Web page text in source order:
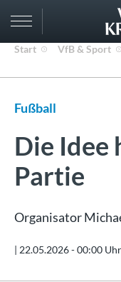
Start VfB & Sport
Fußball
Die Idee
Partie
Organisator
| 22.05.2026 - 00:00 Uhr